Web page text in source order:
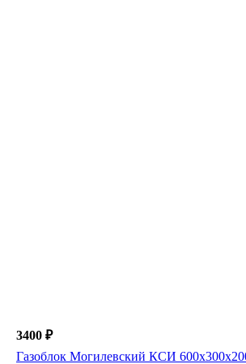
3400 ₽
Газоблок Могилевский КСИ